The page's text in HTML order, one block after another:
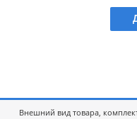
Внешний вид товара,